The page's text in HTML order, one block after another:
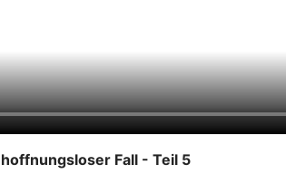
hoffnungsloser Fall - Teil 5